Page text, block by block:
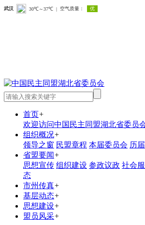
首页+
欢迎访问中国民主同盟湖北省委员
组织概况+
领导之窗 民盟章程 本届委员会 历
省盟要闻+
思想宣传 组织建设 参政议政 社会
态
市州传真+
基层动态+
思想建设+
盟员风采+